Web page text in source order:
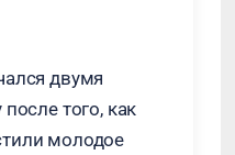
двумя
того, как
молодое